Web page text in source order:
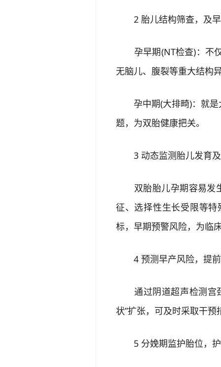
2 胎儿结构筛查，及早
孕早期(NT检查)：不仅
无脑儿、腹裂等重大结构
孕中期(大排畸)：就是
题，为双胎健康把关。
3 动态监测胎儿发育及
双胎胎儿孕期容易发生
征、选择性生长受限等
标，早期预警风险，为临
4 预测早产风险，提
通过阴道超声检测宫颈
状”扩张，可及时采取干预
5 分娩期监护胎位，护